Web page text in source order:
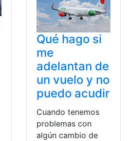
Qué hago si
me
adelantan de
un vuelo y no
puedo acudir
Cuando tenemos
problemas con
algún cambio de